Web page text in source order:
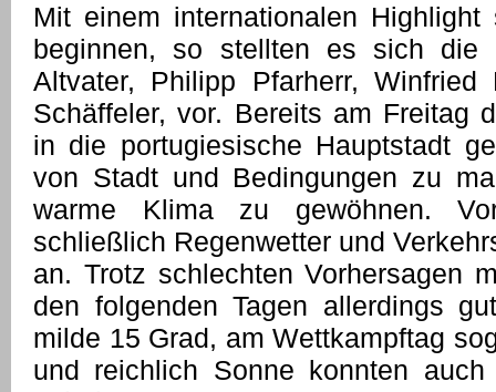
Mit einem internationalen
beginnen, so stellten es sich die
Altvater, Philipp Pfarherr, Winfried
Schäffeler, vor. Bereits am Freitag
in die portugiesische Hauptstadt
von Stadt und Bedingungen zu
warme Klima zu gewöhnen.
schließlich Regenwetter und
an. Trotz schlechten Vorhersagen
den folgenden Tagen allerdings
milde 15 Grad, am Wettkampftag
und reichlich Sonne konnten